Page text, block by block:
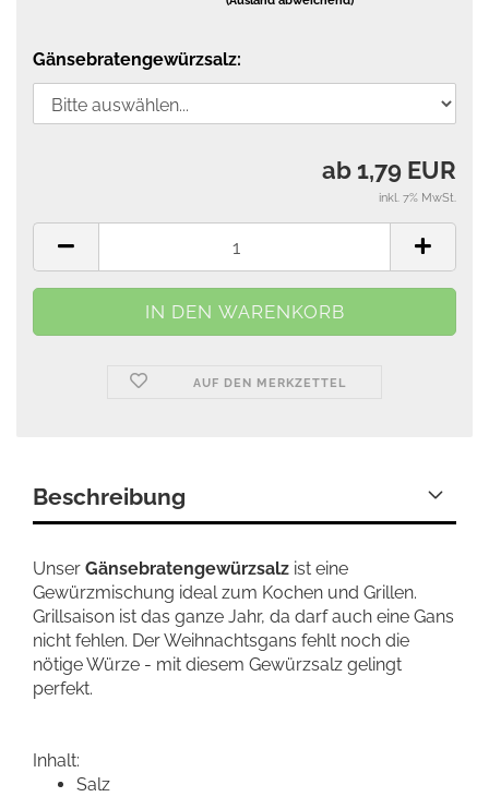
Gänsebratengewürzsalz:
ab 1,79 EUR
inkl. 7% MwSt.
AUF DEN MERKZETTEL
Beschreibung
Unser Gänsebratengewürzsalz ist eine
Gewürzmischung ideal zum Kochen und Grillen.
Grillsaison ist das ganze Jahr, da darf auch eine Gans
nicht fehlen. Der Weihnachtsgans fehlt noch die
nötige Würze - mit diesem Gewürzsalz gelingt
perfekt.
Inhalt:
Salz